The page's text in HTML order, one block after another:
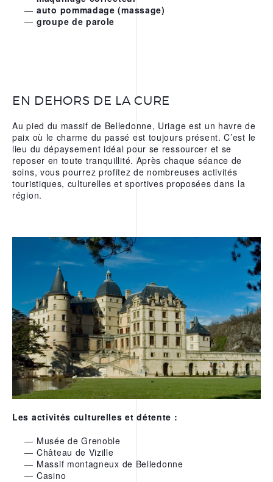
auto pommadage (massage)
groupe de parole
EN DEHORS DE LA CURE
Au pied du massif de Belledonne, Uriage est un havre de
paix où le charme du passé est toujours présent. C’est le
lieu du dépaysement idéal pour se ressourcer et se
reposer en toute tranquillité. Après chaque séance de
soins, vous pourrez profitez de nombreuses activités
touristiques, culturelles et sportives proposées dans la
région.
Les activités culturelles et détente :
Musée de Grenoble
Château de Vizille
Massif montagneux de Belledonne
Casino